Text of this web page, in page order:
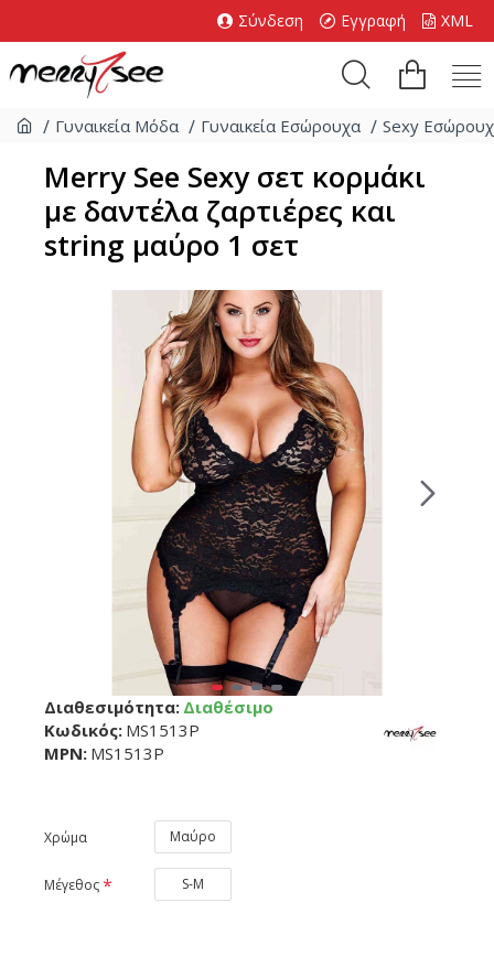
Σύνδεση Εγγραφή XML
Γυναικεία Μόδα Γυναικεία Εσώρουχα Sexy
Merry See Sexy σετ κορμάκι
με δαντέλα ζαρτιέρες και
string μαύρο 1 σετ
Διαθεσιμότητα: Διαθέσιμο
Κωδικός: MS1513P
MPN: MS1513P
Χρώμα Μαύρο
Μέγεθος S-M